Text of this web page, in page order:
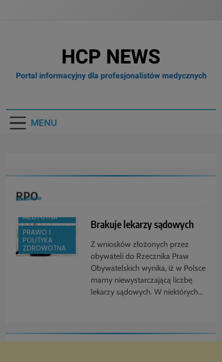
HCP NEWS
Portal informacyjny dla profesjonalistów medycznych
MENU
RPO
BOX
MEDYCYNA
PRAWO I
POLITYKA
ZDROWOTNA
Brakuje lekarzy sądowych
Z wniosków złożonych przez
obywateli do Rzecznika Praw
Obywatelskich wynika, iż w Polsce
mamy niewystarczającą liczbę
lekarzy sądowych. W niektórych…